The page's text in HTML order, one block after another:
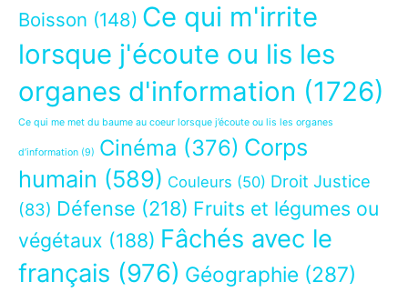
Boisson (148) Ce qui m'irrite
lorsque j'écoute ou lis les
organes d'information (1726)
Ce qui me met du baume au coeur lorsque j’écoute ou lis les organes
d’information (9) Cinéma (376) Corps
humain (589) Couleurs (50) Droit Justice
(83) Défense (218) Fruits et légumes ou
végétaux (188) Fâchés avec le
français (976) Géographie (287)